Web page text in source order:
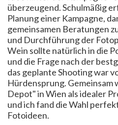
überzeugend. Schulmäßig
Planung einer Kampagne,
gemeinsamen Beratungen
und Durchführung der
Wein sollte natürlich in die
und die Frage nach der
das geplante Shooting war
Hürdensprung. Gemeinsam
Depot" in Wien als idealer
und ich fand die Wahl
Fotoideen.